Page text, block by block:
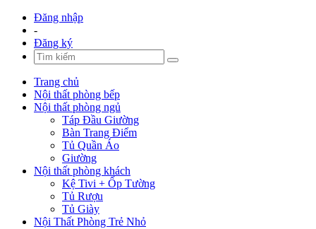
Đăng nhập
-
Đăng ký
Trang chủ
Nội thất phòng bếp
Nội thất phòng ngủ
Táp Đầu Giường
Bàn Trang Điểm
Tủ Quần Áo
Giường
Nội thất phòng khách
Kệ Tivi + Ốp Tường
Tủ Rượu
Tủ Giày
Nội Thất Phòng Trẻ Nhỏ